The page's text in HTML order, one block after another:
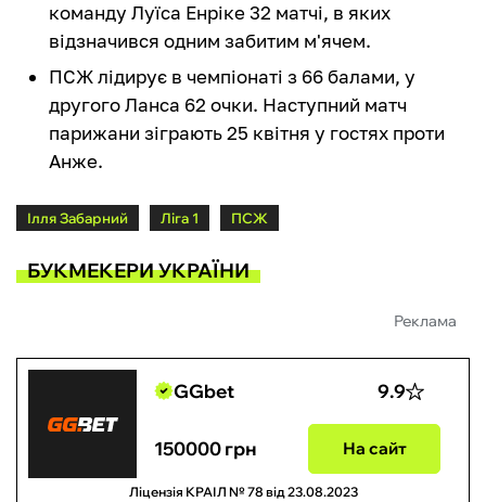
команду Луїса Енріке 32 матчі, в яких
відзначився одним забитим м'ячем.
ПСЖ лідирує в чемпіонаті з 66 балами, у
другого Ланса 62 очки. Наступний матч
парижани зіграють 25 квітня у гостях проти
Анже.
Ілля Забарний Ліга 1 ПСЖ
БУКМЕКЕРИ УКРАЇНИ
Реклама
GGbet 9.9
150000 грн На сайт
Ліцензія КРАІЛ № 78 від 23.08.2023